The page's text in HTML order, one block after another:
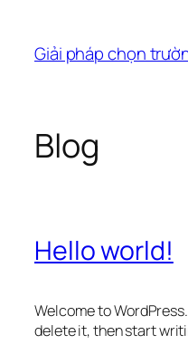
phầnGiải pháp chọn
Blog
Hello world!
Welcome to
delete it, then start